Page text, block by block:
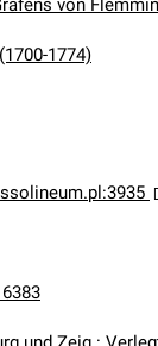
von
1774)
6383